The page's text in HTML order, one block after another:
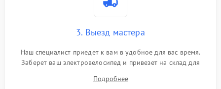
3. Выезд мастера
Наш специалист приедет к вам в удобное для вас время.
Заберет ваш электровелосипед и привезет на склад для
Подробнее